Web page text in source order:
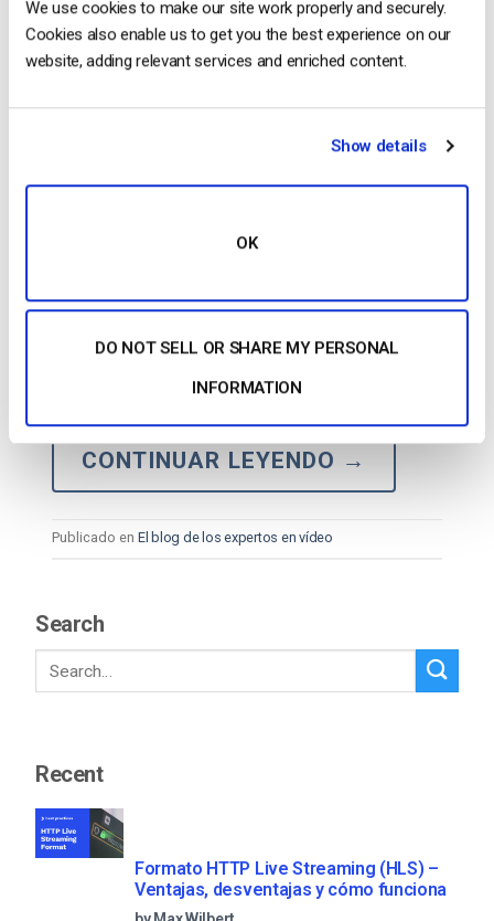
We use cookies to make our site work properly and securely.
Cookies also enable us to get you the best experience on our
website, adding relevant services and enriched content.
Show details
OK
DO NOT SELL OR SHARE MY PERSONAL
INFORMATION
¿Has estado retransmitiendo en directo sólo con un
configuración de retransmisión en directo al
siguiente nivel? Los estudios demuestran que más
flujos de mala calidad en menos de 90 segundos por
lo que invertir en un estudio […]
CONTINUAR LEYENDO →
Publicado en El blog de los expertos en vídeo
Search
Recent
Formato HTTP Live Streaming (HLS) –
Ventajas, desventajas y cómo funciona